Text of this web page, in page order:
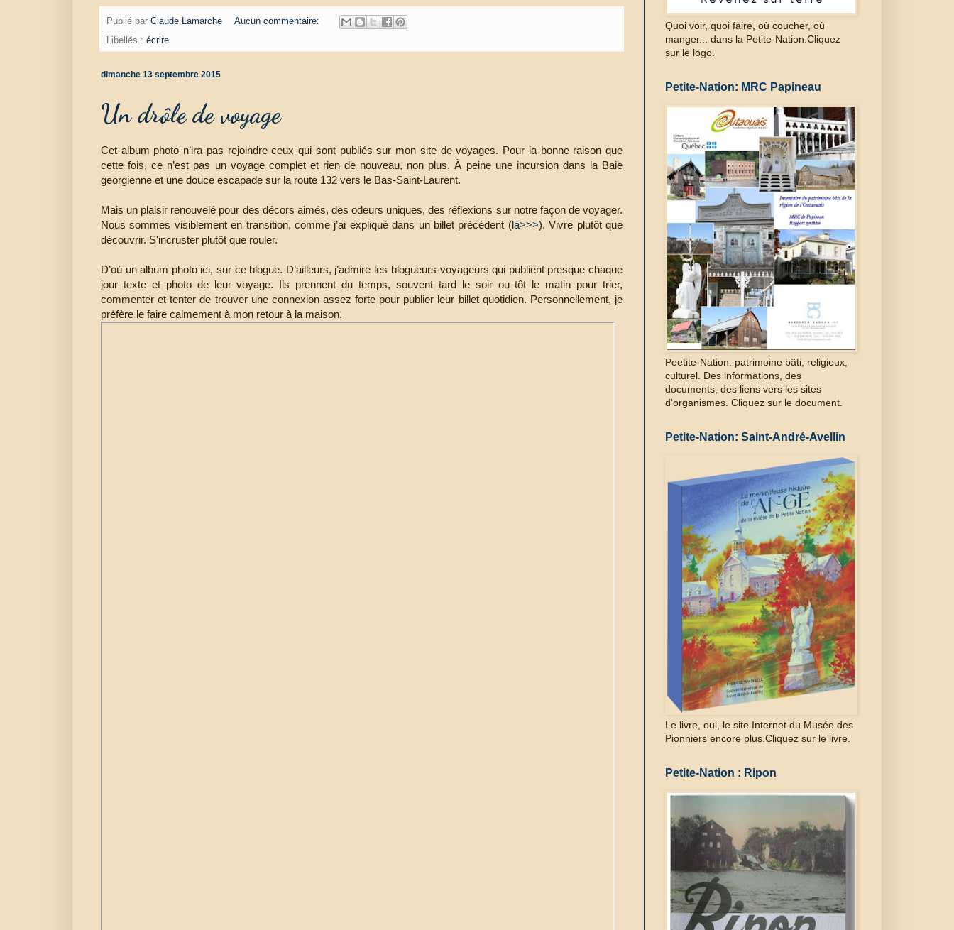
Publié par Claude Lamarche
Aucun commentaire:
Libellés : écrire
dimanche 13 septembre 2015
Un drôle de voyage
Cet album photo n’ira pas rejoindre ceux qui sont publiés sur mon site de voyages. Pour la bonne raison que
cette fois, ce n’est pas un voyage complet et rien de nouveau, non plus. À peine une incursion dans la Baie
georgienne et une douce escapade sur la route 132 vers le Bas-Saint-Laurent.
Mais un plaisir renouvelé pour des décors aimés, des odeurs uniques, des réflexions sur notre façon de voyager.
Nous sommes visiblement en transition, comme j’ai expliqué dans un billet précédent (là>>>). Vivre plutôt que
découvrir. S'incruster plutôt que rouler.
D’où un album photo ici, sur ce blogue. D’ailleurs, j’admire les blogueurs-voyageurs qui publient presque chaque
jour texte et photo de leur voyage. Ils prennent du temps, souvent tard le soir ou tôt le matin pour trier,
commenter et tenter de trouver une connexion assez forte pour publier leur billet quotidien. Personnellement, je
préfère le faire calmement à mon retour à la maison.
Quoi voir, quoi faire, où coucher, où
manger... dans la Petite-Nation.Cliquez
sur le logo.
Petite-Nation: MRC Papineau
Peetite-Nation: patrimoine bâti, religieux,
culturel. Des informations, des
documents, des liens vers les sites
d'organismes. Cliquez sur le document.
Petite-Nation: Saint-André-Avellin
Le livre, oui, le site Internet du Musée des
Pionniers encore plus.Cliquez sur le livre.
Petite-Nation : Ripon